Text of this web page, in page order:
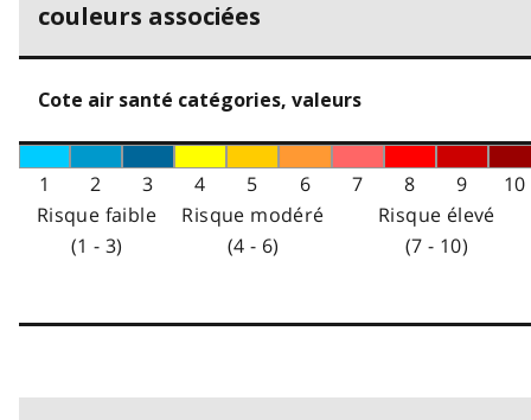
couleurs associées
Cote air santé catégories, valeurs
1 2 3 4 5 6 7 8 9
10
Risque faible
(1 - 3)
Risque modéré
(4 - 6)
Risque élevé
(7 - 10)